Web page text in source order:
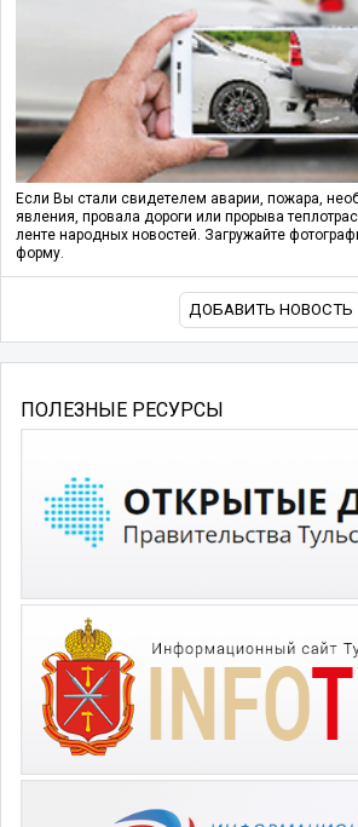
Если Вы стали свидетелем аварии, пожара,
явления, провала дороги или прорыва
ленте народных новостей. Загружайте
форму.
ДОБАВИТЬ НОВОСТЬ
ПОЛЕЗНЫЕ РЕСУРСЫ